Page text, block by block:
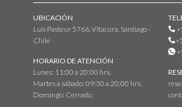
UBICACIÓN
Luis Pasteur 5766, Vitacura, Santiago -
Chile
HORARIO DE ATENCIÓN
Lunes: 11:00 a 20:00 hrs.
Martes a sábado: 09:30 a 20:00 hrs.
Domingo: Cerrado.